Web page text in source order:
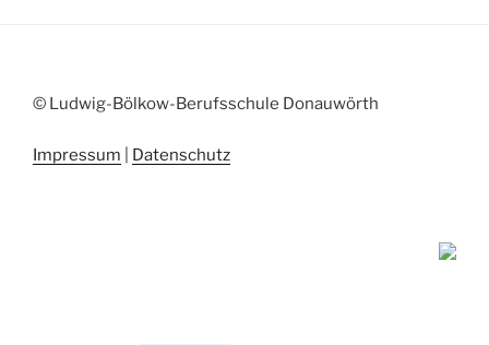
© Ludwig-Bölkow-Berufsschule Donauwörth
Impressum Datenschutz